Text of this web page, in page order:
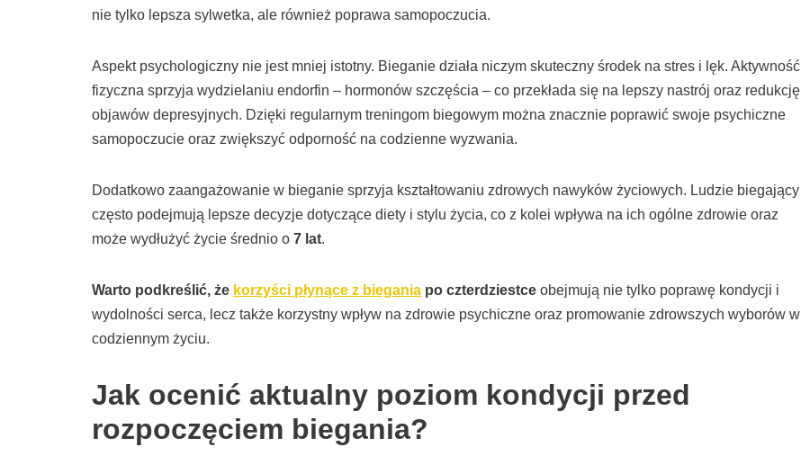
nie tylko lepsza sylwetka, ale również poprawa samopoczucia.
Aspekt psychologiczny nie jest mniej istotny. Bieganie działa niczym skuteczny środek na stres i lęk. Aktywność
fizyczna sprzyja wydzielaniu endorfin – hormonów szczęścia – co przekłada się na lepszy nastrój oraz redukcję
objawów depresyjnych. Dzięki regularnym treningom biegowym można znacznie poprawić swoje psychiczne
samopoczucie oraz zwiększyć odporność na codzienne wyzwania.
Dodatkowo zaangażowanie w bieganie sprzyja kształtowaniu zdrowych nawyków życiowych. Ludzie biegający
często podejmują lepsze decyzje dotyczące diety i stylu życia, co z kolei wpływa na ich ogólne zdrowie oraz
może wydłużyć życie średnio o 7 lat.
Warto podkreślić, że korzyści płynące z biegania po czterdziestce obejmują nie tylko poprawę kondycji i
wydolności serca, lecz także korzystny wpływ na zdrowie psychiczne oraz promowanie zdrowszych wyborów w
codziennym życiu.
Jak ocenić aktualny poziom kondycji przed
rozpoczęciem biegania?